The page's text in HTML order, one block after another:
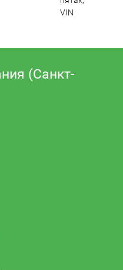
VIN
(Санкт-